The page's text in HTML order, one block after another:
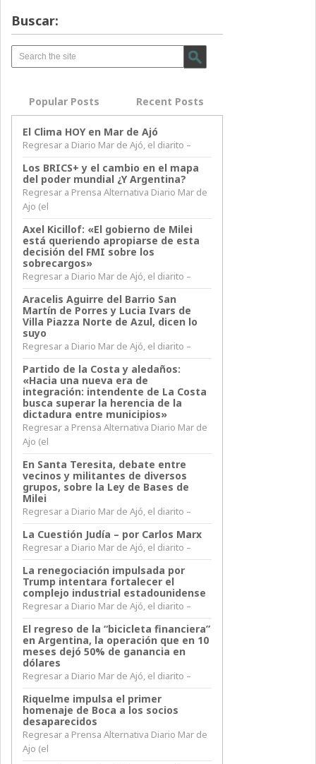
Buscar:
Popular Posts Recent Posts
El Clima HOY en Mar de Ajó
Regresar a Diario Mar de Ajó, el diarito –
Los BRICS+ y el cambio en el mapa
del poder mundial ¿Y Argentina?
Regresar a Prensa Alternativa Diario Mar de
Ajo (el
Axel Kicillof: «El gobierno de Milei
está queriendo apropiarse de esta
decisión del FMI sobre los
sobrecargos»
Regresar a Diario Mar de Ajó, el diarito –
Aracelis Aguirre del Barrio San
Martín de Porres y Lucia Ivars de
Villa Piazza Norte de Azul, dicen lo
suyo
Regresar a Diario Mar de Ajó, el diarito –
Partido de la Costa y aledaños:
«Hacia una nueva era de
integración: intendente de La Costa
busca superar la herencia de la
dictadura entre municipios»
Regresar a Prensa Alternativa Diario Mar de
Ajo (el
En Santa Teresita, debate entre
vecinos y militantes de diversos
grupos, sobre la Ley de Bases de
Milei
Regresar a Diario Mar de Ajó, el diarito –
La Cuestión Judía – por Carlos Marx
Regresar a Diario Mar de Ajó, el diarito –
La renegociación impulsada por
Trump intentara fortalecer el
complejo industrial estadounidense
Regresar a Diario Mar de Ajó, el diarito –
El regreso de la “bicicleta financiera”
en Argentina, la operación que en 10
meses dejó 50% de ganancia en
dólares
Regresar a Diario Mar de Ajó, el diarito –
Riquelme impulsa el primer
homenaje de Boca a los socios
desaparecidos
Regresar a Prensa Alternativa Diario Mar de
Ajo (el